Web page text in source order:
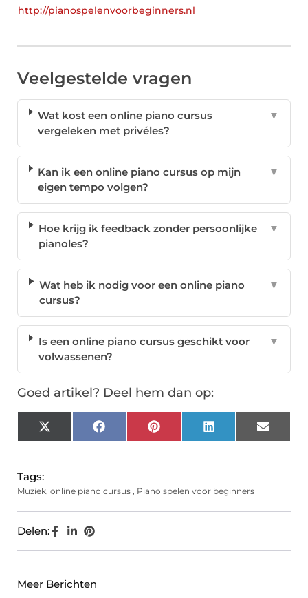
http://pianospelenvoorbeginners.nl
Veelgestelde vragen
Wat kost een online piano cursus
vergeleken met privéles?
▼
Kan ik een online piano cursus op mijn
eigen tempo volgen?
▼
Hoe krijg ik feedback zonder persoonlijke
pianoles?
▼
Wat heb ik nodig voor een online piano
cursus?
▼
Is een online piano cursus geschikt voor
volwassenen?
▼
Goed artikel? Deel hem dan op:
X
(Twitter)
FacebookPinterest LinkedIn Email
Tags:
Muziek, online piano cursus , Piano spelen voor beginners
Delen:
Meer Berichten